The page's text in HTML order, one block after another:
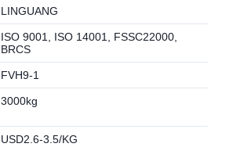
LINGUANG
ISO 9001, ISO 14001, FSSC22000,
BRCS
FVH9-1
3000kg
USD2.6-3.5/KG